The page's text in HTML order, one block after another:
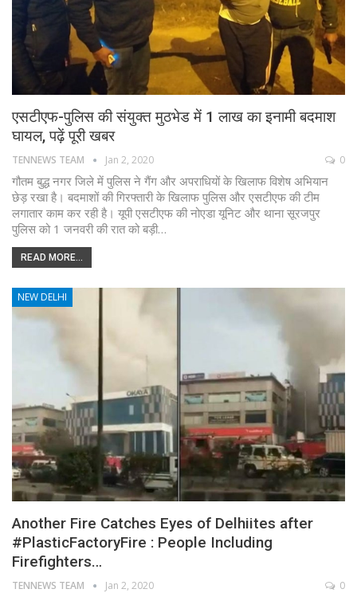
एसटीएफ-पुलिस की संयुक्त मुठभेड में 1 लाख का इनामी बदमाश
घायल, पढ़ें पूरी खबर
TENNEWS TEAM Jan 2, 2020 0
गौतम बुद्ध नगर जिले में पुलिस ने गैंग और अपराधियों के खिलाफ विशेष अभियान
छेड़ रखा है। बदमाशों की गिरफ्तारी के खिलाफ पुलिस और एसटीएफ की टीम
लगातार काम कर रही है। यूपी एसटीएफ की नोएडा यूनिट और थाना सूरजपुर
पुलिस को 1 जनवरी की रात को बड़ी…
READ MORE...
NEW DELHI
Another Fire Catches Eyes of Delhiites after
#PlasticFactoryFire : People Including
Firefighters…
TENNEWS TEAM Jan 2, 2020 0